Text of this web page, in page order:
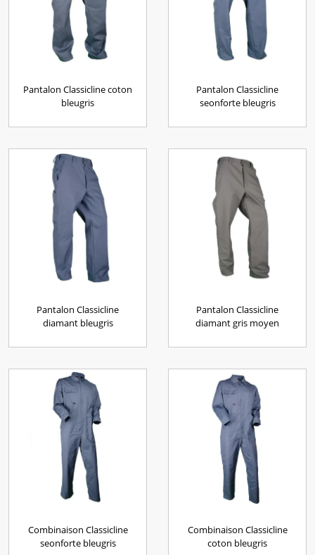
Pantalon Classicline coton
bleugris
Pantalon Classicline
seonforte bleugris
Pantalon Classicline
diamant bleugris
Pantalon Classicline
diamant gris moyen
Combinaison Classicline
seonforte bleugris
Combinaison Classicline
coton bleugris